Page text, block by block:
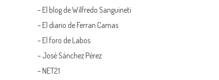
– El blog de Wilfredo Sanguineti
– El diario de Ferran Camas
– El foro de Labos
– José Sánchez Pérez
– NET21